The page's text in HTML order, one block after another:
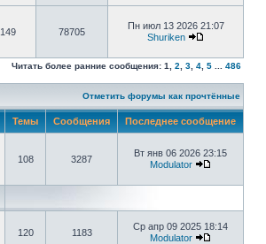
149 78705
Пн июл 13 2026 21:07
Shuriken
Читать более ранние сообщения: 1 2 3 4 5 486
Отметить форумы как прочтённые
Темы Сообщения Последнее сообщение
108 3287
Вт янв 06 2026 23:15
Modulator
120 1183
Ср апр 09 2025 18:14
Modulator